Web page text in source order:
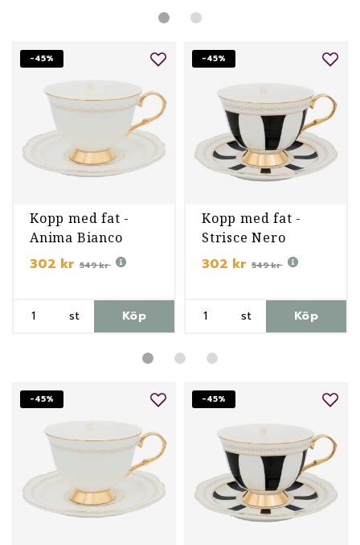
-45%
Kopp med fat -
Anima Bianco
302 kr 549 kr
st Köp
-45%
Kopp med fat -
Strisce Nero
302 kr 549 kr
st Köp
-45% -45%